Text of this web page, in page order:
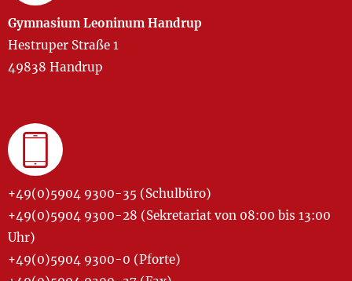
Gymnasium Leoninum Handrup
Hestruper Straße 1
49838 Handrup
+49(0)5904 9300-35 (Schulbüro)
+49(0)5904 9300-28 (Sekretariat von 08:00 bis 13:00
Uhr)
+49(0)5904 9300-0 (Pforte)